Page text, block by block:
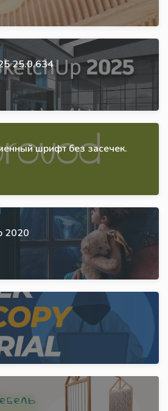
25.0.634
шрифт без засечек.
2020